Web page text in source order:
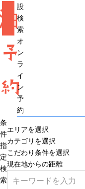
予
約
設
検
索
オ
ン
ラ
イ
ン
予
約
条
件
指
定
検
索
エリアを選択
カテゴリを選択
こだわり条件を選択
現在地からの距離